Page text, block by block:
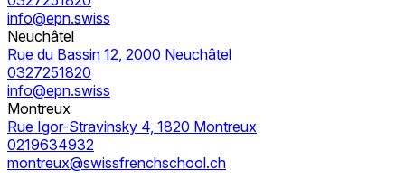
info@epn.swiss
Neuchâtel
Rue du Bassin 12, 2000 Neuchâtel
0327251820
info@epn.swiss
Montreux
Rue Igor-Stravinsky 4, 1820 Montreux
0219634932
montreux@swissfrenchschool.ch